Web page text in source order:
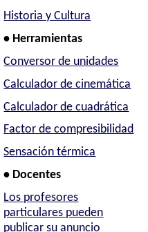
Historia y Cultura
• Herramientas
Conversor de unidades
Calculador de cinemática
Calculador de cuadrática
Factor de compresibilidad
Sensación térmica
• Docentes
Los profesores
particulares pueden
publicar su anuncio